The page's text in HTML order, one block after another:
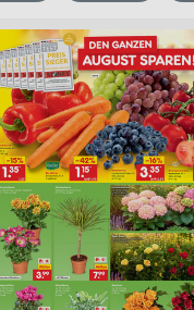
Kombinationen von Daten
Inhalten